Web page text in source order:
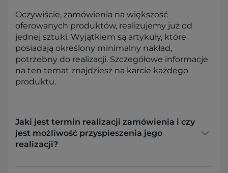
Oczywiście, zamówienia na większość
oferowanych produktów, realizujemy już od
jednej sztuki. Wyjątkiem są artykuły, które
posiadają określony minimalny nakład,
potrzebny do realizacji. Szczegółowe informacje
na ten temat znajdziesz na karcie każdego
produktu.
Jaki jest termin realizacji zamówienia i czy
jest możliwość przyspieszenia jego
realizacji?